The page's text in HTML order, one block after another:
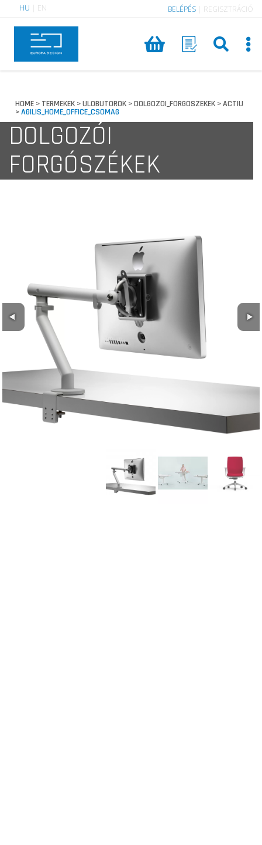
HU EN BELÉPÉS REGISZTRÁCIÓ
HOME > TERMEKEK >ULOBUTOROK >DOLGOZOI_FORGOSZEKEK >ACTIU
>AGILIS_HOME_OFFICE_CSOMAG
DOLGOZÓI
FORGÓSZÉKEK